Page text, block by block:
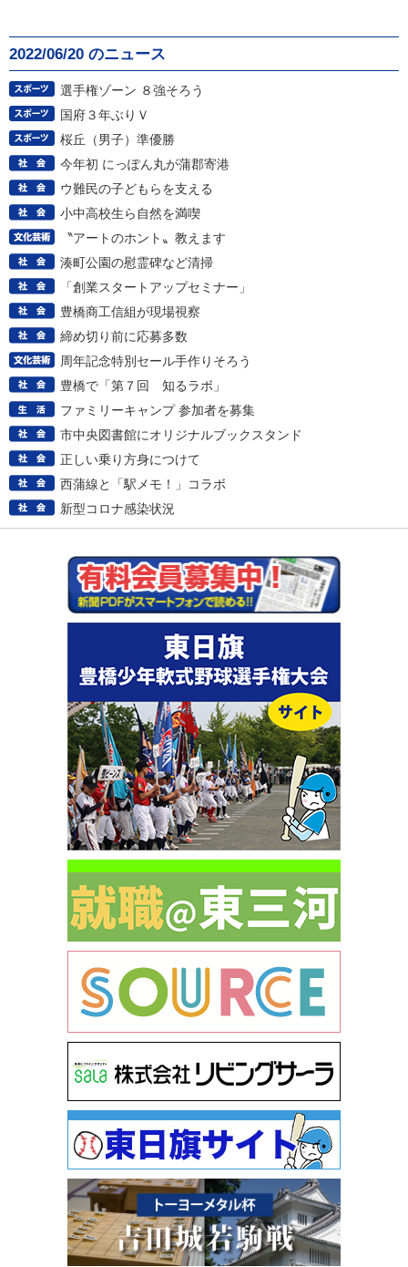
2022/06/20 のニュース
選手権ゾーン ８強そろう
国府３年ぶりＶ
桜丘（男子）準優勝
今年初 にっぽん丸が蒲郡寄港
ウ難民の子どもらを支える
小中高校生ら自然を満喫
〝アートのホント〟教えます
湊町公園の慰霊碑など清掃
「創業スタートアップセミナー」
豊橋商工信組が現場視察
締め切り前に応募多数
周年記念特別セール手作りそろう
豊橋で「第７回 知るラボ」
ファミリーキャンプ 参加者を募集
市中央図書館にオリジナルブックスタンド
正しい乗り方身につけて
西蒲線と「駅メモ！」コラボ
新型コロナ感染状況